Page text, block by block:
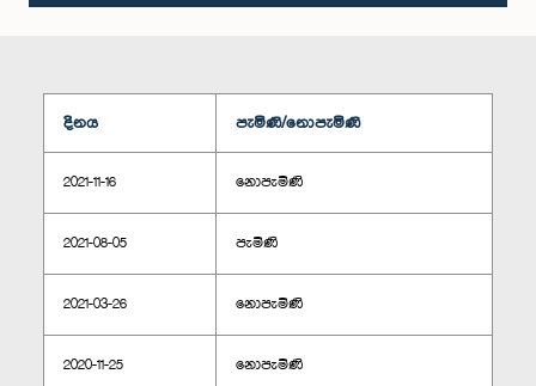
දිනය පැමිණි/නොපැමිණි
2021-11-16 නොපැමිණි
2021-08-05 පැමිණි
2021-03-26 නොපැමිණි
2020-11-25 නොපැමිණි